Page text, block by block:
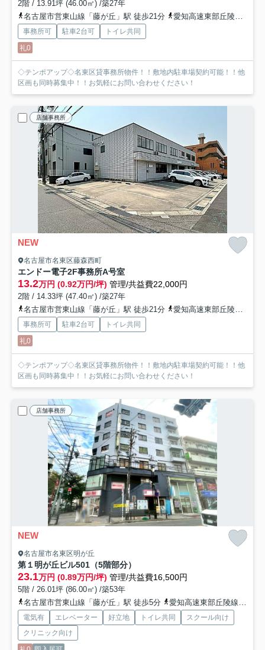
2階 / 13.91坪 (46.00㎡) /築27年
名古屋市営東山線「藤が丘」駅 徒歩21分
愛知高速東部丘陵線「藤が丘」駅 徒歩21分
事務所可 駐車2台可
トイレ共同
礼0
◇テンポアップ◇名東区貸事務所物件！！敷地内駐車場契約可能！！他
区画も同時募集中！！お気軽にお問い合わせください！
店舗事務所
NEW
名古屋市名東区藤森西町
エンドー電子2F事務所A号室
13.2万円 (0.92万円/坪) 管理/共益費22,000円
2階 / 14.33坪 (47.40㎡) /築27年
名古屋市営東山線「藤が丘」駅 徒歩21分
愛知高速東部丘陵線「藤が丘」駅 徒歩21分
事務所可 駐車2台可
トイレ共同
礼0
◇テンポアップ◇名東区貸事務所物件！！敷地内駐車場契約可能！！他
区画も同時募集中！！お気軽にお問い合わせください！
店舗事務所
NEW
名古屋市名東区明が丘
第１明が丘ビル501（5階部分）
23.1万円 (0.89万円/坪) 管理/共益費16,500円
5階 / 26.01坪 (86.00㎡) /築53年
名古屋市営東山線「藤が丘」駅 徒歩5分
愛知高速東部丘陵線「藤が丘」駅 徒歩5分
電気有 エレベーター 好立地 トイレ共同
スクール向け
クリニック向け